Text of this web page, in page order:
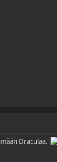
Draculaa.